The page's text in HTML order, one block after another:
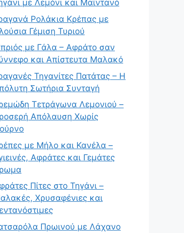
με Λεμόνι και Μαϊντανό
Ρολάκια Κρέπας με
Γέμιση Τυριού
με Γάλα – Αφράτο σαν
και Απίστευτα Μαλακό
Τηγανίτες Πατάτας – Η
Σωτήρια Συνταγή
Τετράγωνα Λεμονιού –
Απόλαυση Χωρίς
με Μήλο και Κανέλα –
Αφράτες και Γεμάτες
Πίτες στο Τηγάνι –
Χρυσαφένιες και
Πρωινού με Λάχανο